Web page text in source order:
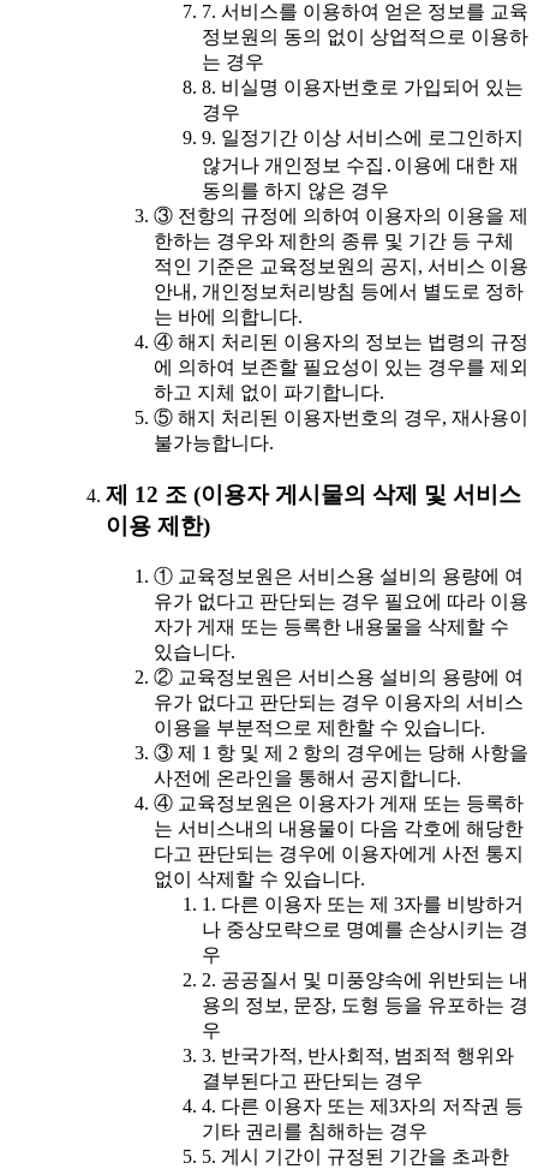
7. 서비스를 이용하여 얻은 정보를 교육
정보원의 동의 없이 상업적으로 이용하
는 경우
8. 비실명 이용자번호로 가입되어 있는
경우
9. 일정기간 이상 서비스에 로그인하지
않거나 개인정보 수집․이용에 대한 재
동의를 하지 않은 경우
③ 전항의 규정에 의하여 이용자의 이용을 제
한하는 경우와 제한의 종류 및 기간 등 구체
적인 기준은 교육정보원의 공지, 서비스 이용
안내, 개인정보처리방침 등에서 별도로 정하
는 바에 의합니다.
④ 해지 처리된 이용자의 정보는 법령의 규정
에 의하여 보존할 필요성이 있는 경우를 제외
하고 지체 없이 파기합니다.
⑤ 해지 처리된 이용자번호의 경우, 재사용이
불가능합니다.
제 12 조 (이용자 게시물의 삭제 및 서비스
이용 제한)
① 교육정보원은 서비스용 설비의 용량에 여
유가 없다고 판단되는 경우 필요에 따라 이용
자가 게재 또는 등록한 내용물을 삭제할 수
있습니다.
② 교육정보원은 서비스용 설비의 용량에 여
유가 없다고 판단되는 경우 이용자의 서비스
이용을 부분적으로 제한할 수 있습니다.
③ 제 1 항 및 제 2 항의 경우에는 당해 사항을
사전에 온라인을 통해서 공지합니다.
④ 교육정보원은 이용자가 게재 또는 등록하
는 서비스내의 내용물이 다음 각호에 해당한
다고 판단되는 경우에 이용자에게 사전 통지
없이 삭제할 수 있습니다.
1. 다른 이용자 또는 제 3자를 비방하거
나 중상모략으로 명예를 손상시키는 경
우
2. 공공질서 및 미풍양속에 위반되는 내
용의 정보, 문장, 도형 등을 유포하는 경
우
3. 반국가적, 반사회적, 범죄적 행위와
결부된다고 판단되는 경우
4. 다른 이용자 또는 제3자의 저작권 등
기타 권리를 침해하는 경우
5. 게시 기간이 규정된 기간을 초과한